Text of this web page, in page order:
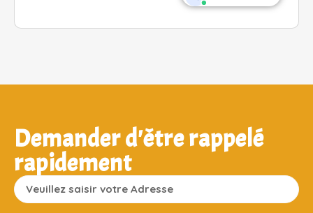
Demander d'être rappelé
rapidement